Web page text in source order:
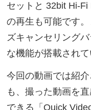
セットと 32bit Hi-
の再生も可能です
ズキャンセリング
な機能が搭載されて
今回の動画では紹
も、撮った動画を
できる「Quick